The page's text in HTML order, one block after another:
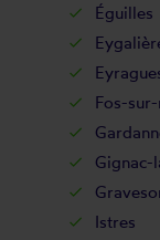
Éguilles
Fos-
Gignac-
Istres